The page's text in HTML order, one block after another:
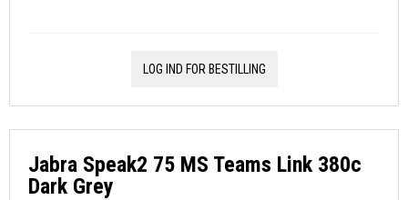
LOG IND FOR BESTILLING
Jabra Speak2 75 MS Teams Link 380c
Dark Grey